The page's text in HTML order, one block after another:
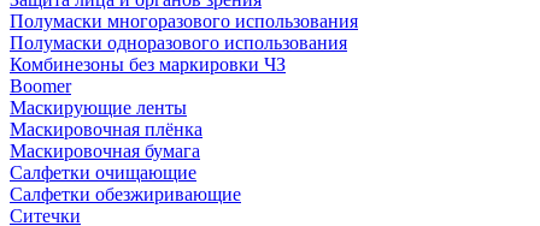
Полумаски многоразового использования
Полумаски одноразового использования
Комбинезоны без маркировки ЧЗ
Boomer
Маскирующие ленты
Маскировочная плёнка
Маскировочная бумага
Салфетки очищающие
Салфетки обезжиривающие
Ситечки